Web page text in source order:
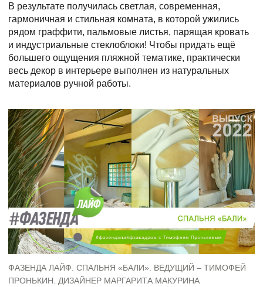
В результате получилась светлая, современная,
гармоничная и стильная комната, в которой ужились
рядом граффити, пальмовые листья, парящая кровать
и индустриальные стеклоблоки! Чтобы придать ещё
большего ощущения пляжной тематике, практически
весь декор в интерьере выполнен из натуральных
материалов ручной работы.
ФАЗЕНДА ЛАЙФ. СПАЛЬНЯ «БАЛИ». ВЕДУЩИЙ – ТИМОФЕЙ
ПРОНЬКИН. ДИЗАЙНЕР МАРГАРИТА МАКУРИНА